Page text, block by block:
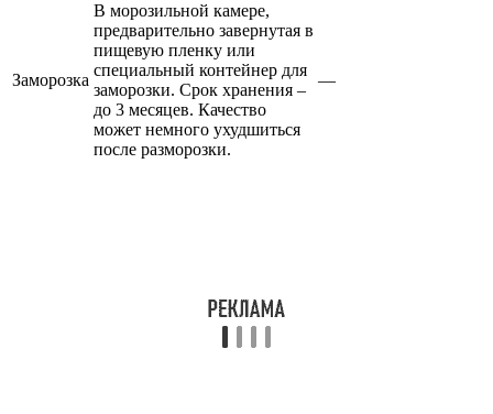
Заморозка
В морозильной камере,
предварительно завернутая в
пищевую пленку или
специальный контейнер для
заморозки. Срок хранения –
до 3 месяцев. Качество
может немного ухудшиться
после разморозки.
—